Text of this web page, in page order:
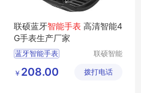
联硕蓝牙智能手表 高清智能4
G手表生产厂家
蓝牙智能手表
智能女性手表
联硕智能
有限公司
￥ 208.00 拨打电话